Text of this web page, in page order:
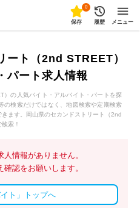
0
保存 履歴 メニュー
ート（2nd STREET）
パート求人情報
）の人気バイト・アルバイト・パートを探
の検索だけではなく、地図検索や定期検索
ます。岡山県のセカンドストリート（2nd
索！
情報がありません。
認をお願いします。
イト」トップへ